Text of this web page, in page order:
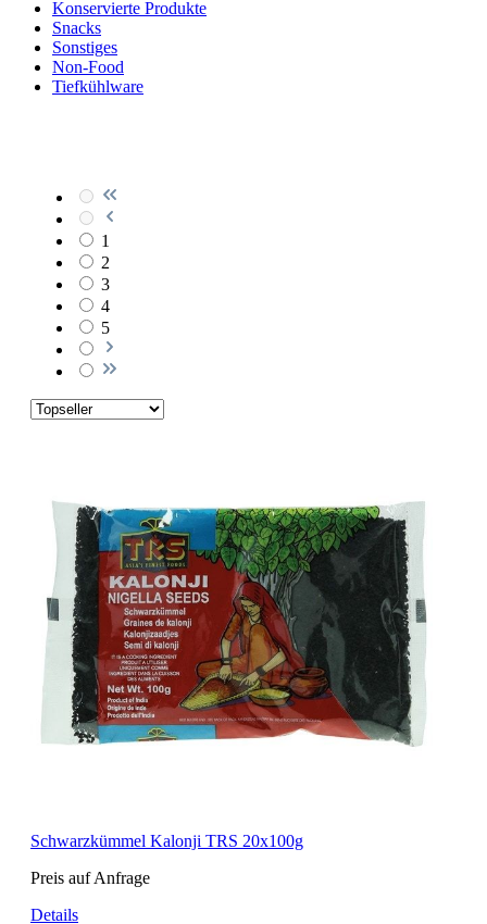
Konservierte Produkte
Snacks
Sonstiges
Non-Food
Tiefkühlware
1
2
3
4
5
Schwarzkümmel Kalonji TRS 20x100g
Preis auf Anfrage
Details